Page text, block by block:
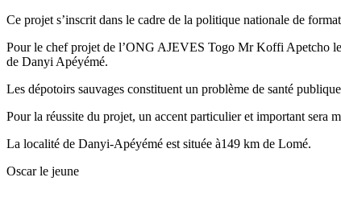
Ce projet s’inscrit dans le cadre de la politique nationale de
Pour le chef projet de l’ONG AJEVES Togo Mr Koffi Apetcho
de Danyi Apéyémé.
Les dépotoirs sauvages constituent un problème de santé
Pour la réussite du projet, un accent particulier et important sera
La localité de Danyi-Apéyémé est située à149 km de Lomé.
Oscar le jeune